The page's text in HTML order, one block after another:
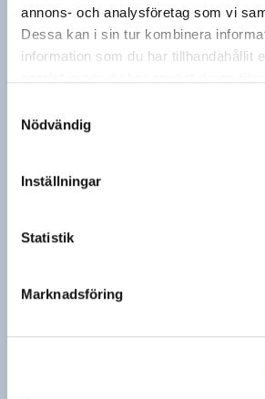
annons- och analysföretag som vi
Dessa kan i sin tur kombinera
information som du har tillhandahållit
Nödvändig
Inställningar
Statistik
Marknadsföring